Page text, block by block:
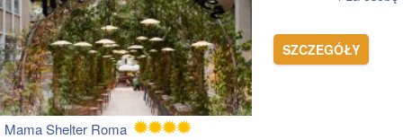
SZCZEGÓŁY
Mama Shelter Roma